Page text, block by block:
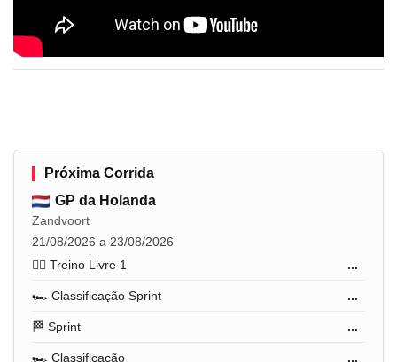
Próxima Corrida
GP da Holanda
Zandvoort
21/08/2026 a 23/08/2026
🏋️‍♂️ Treino Livre 1
...
🏎️ Classificação Sprint ...
🏁 Sprint ...
🏎️ Classificação ...